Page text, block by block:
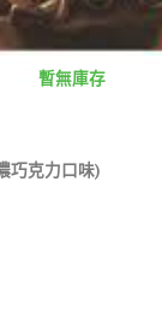
暫無庫存
巧克力口味)